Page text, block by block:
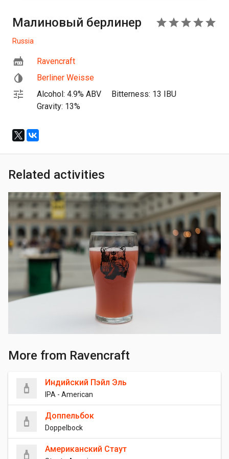
Малиновый берлинер
Russia
Ravencraft
Berliner Weisse
Alcohol: 4.9% ABV
Bitterness: 13 IBU
Gravity: 13%
Related activities
More from Ravencraft
Индийский Пэйл Эль
IPA - American
Доппельбок
Doppelbock
Американский Стаут